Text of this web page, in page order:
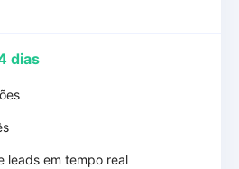
dias
leads em tempo real